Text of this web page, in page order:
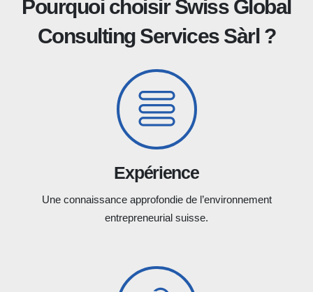
Pourquoi choisir Swiss Global
Consulting Services Sàrl ?
Expérience
Une connaissance approfondie de l’environnement
entrepreneurial suisse.